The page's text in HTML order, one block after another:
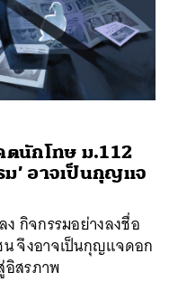
ตนักโทษ ม.112
’ อาจเป็นกุญแจ
กิจกรรมอย่างลงชื่อ
น จึงอาจเป็นกุญแจดอก
อิสรภาพ